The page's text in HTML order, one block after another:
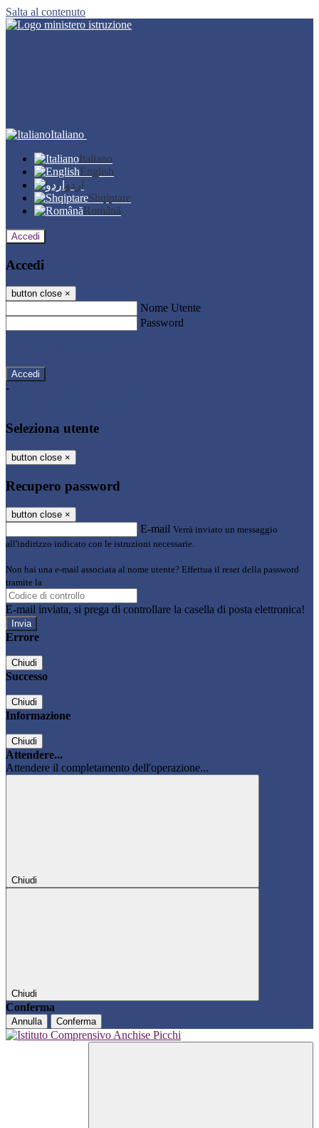
Salta al contenuto
Italiano
Italiano
English
اردو
Shqiptare
Română
Accedi
Accedi
button close ×
Nome Utente
Password
-
Seleziona utente
button close ×
Recupero password
button close ×
E-mail Verrà inviato un messaggio
all'indirizzo indicato con le istruzioni necessarie.
Non hai una e-mail associata al nome utente? Effettua il reset della password
tramite la
E-mail inviata, si prega di controllare la casella di posta elettronica!
Errore
Chiudi
Successo
Chiudi
Informazione
Chiudi
Attendere...
Attendere il completamento dell'operazione...
Chiudi
Chiudi
Conferma
Annulla Conferma